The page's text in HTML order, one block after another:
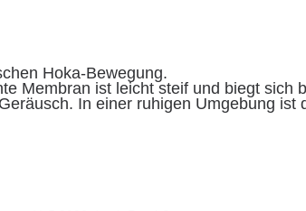
Hoka-Bewegung.
Membran ist leicht steif und biegt sich
In einer ruhigen Umgebung ist